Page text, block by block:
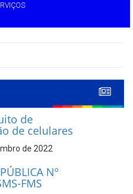
de
de celulares
de 2022
Nº
FMS